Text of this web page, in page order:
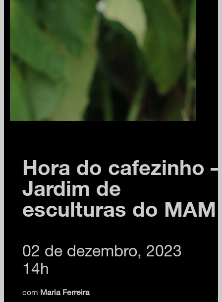
Hora do cafezinho –
Jardim de
esculturas do MAM
02 de dezembro, 2023
14h
com Maria Ferreira